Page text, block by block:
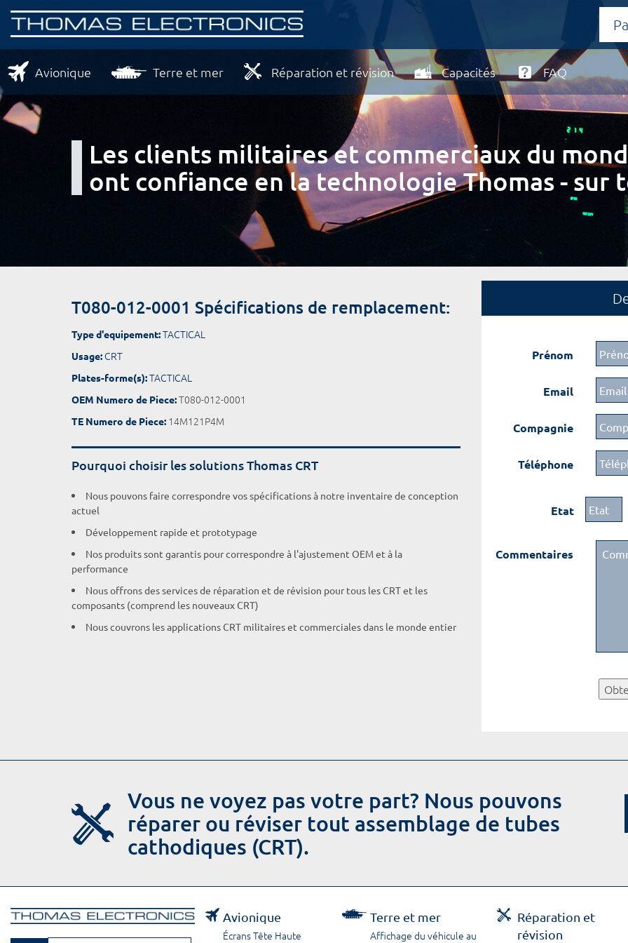
Avionique Terre et mer Réparation et révision Capacités FAQ
Les clients militaires et commerciaux du
ont confiance en la technologie Thomas - sur
T080-012-0001 Spécifications de remplacement:
Type d'equipement:TACTICAL
Usage: CRT
Plates-forme(s):TACTICAL
OEM Numero de Piece:T080-012-0001
TE Numero de Piece: 14M121P4M
Pourquoi choisir les solutions Thomas CRT
Nous pouvons faire correspondre vos spécifications à notre inventaire de conception
actuel
Développement rapide et prototypage
Nos produits sont garantis pour correspondre à l'ajustement OEM et à la
performance
Nous offrons des services de réparation et de révision pour tous les CRT et les
composants (comprend les nouveaux CRT)
Nous couvrons les applications CRT militaires et commerciales dans le monde entier
Prénom
Email
Compagnie
Téléphone
Etat
Commentaires
Vous ne voyez pas votre part? Nous pouvons
réparer ou réviser tout assemblage de tubes
cathodiques (CRT).
Avionique
Écrans Tête Haute
Terre et mer
Affichage du véhicule au
Réparation et
révision